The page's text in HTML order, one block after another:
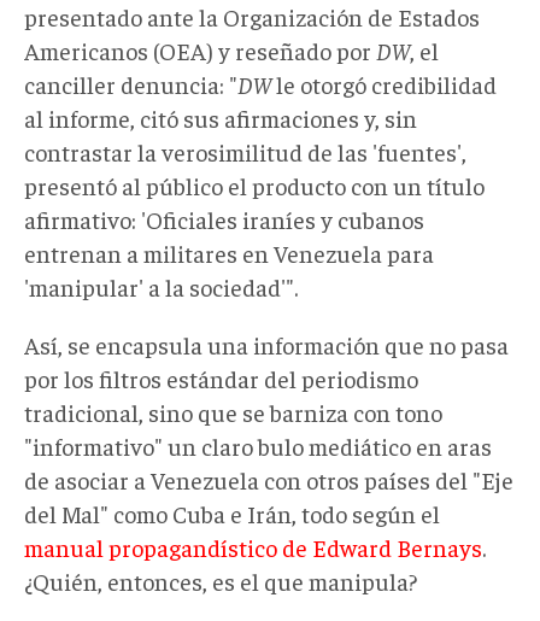
presentado ante la Organización de Estados
Americanos (OEA) y reseñado por DW, el
canciller denuncia: "DWle otorgó credibilidad
al informe, citó sus afirmaciones y, sin
contrastar la verosimilitud de las 'fuentes',
presentó al público el producto con un título
afirmativo: 'Oficiales iraníes y cubanos
entrenan a militares en Venezuela para
'manipular' a la sociedad'".
Así, se encapsula una información que no pasa
por los filtros estándar del periodismo
tradicional, sino que se barniza con tono
"informativo" un claro bulo mediático en aras
de asociar a Venezuela con otros países del "Eje
del Mal" como Cuba e Irán, todo según el
manual propagandístico de Edward Bernays.
¿Quién, entonces, es el que manipula?